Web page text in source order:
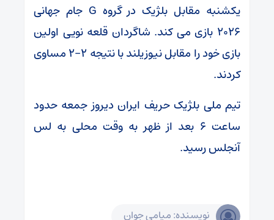
یکشنبه مقابل بلژیک در گروه G جام جهانی
۲۰۲۶ بازی می کند. شاگردان قلعه نویی اولین
بازی خود را مقابل نیوزیلند با نتیجه ۲-۲ مساوی
کردند.
تیم ملی بلژیک حریف ایران دیروز جمعه حدود
ساعت ۶ بعد از ظهر به وقت محلی به لس
آنجلس رسید.
نویسنده: میامی جوان